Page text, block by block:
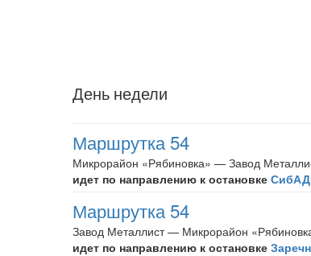
День недели
Маршрутка 54
Микрорайон «Рябиновка» — Завод
идет по направлению к остановке
Маршрутка 54
Завод Металлист — Микрорайон
идет по направлению к остановке